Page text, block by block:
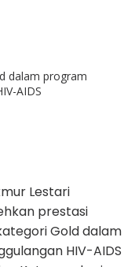
dalam program
AIDS
Lestari
prestasi
Gold dalam
HIV-AIDS